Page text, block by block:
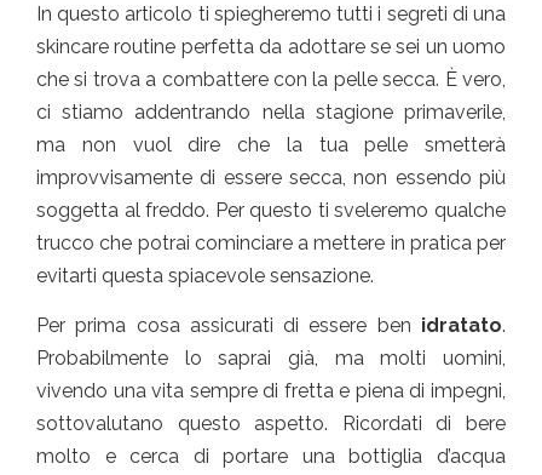
In questo articolo ti spiegheremo tutti i segreti di una
skincare routine perfetta da adottare se sei un uomo
che si trova a combattere con la pelle secca. È vero,
ci stiamo addentrando nella stagione primaverile,
ma non vuol dire che la tua pelle smetterà
improvvisamente di essere secca, non essendo più
soggetta al freddo. Per questo ti sveleremo qualche
trucco che potrai cominciare a mettere in pratica per
evitarti questa spiacevole sensazione.
Per prima cosa assicurati di essere ben idratato.
Probabilmente lo saprai già, ma molti uomini,
vivendo una vita sempre di fretta e piena di impegni,
sottovalutano questo aspetto. Ricordati di bere
molto e cerca di portare una bottiglia d’acqua